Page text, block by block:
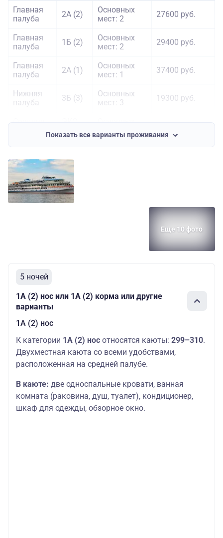
Главная
палуба
2А (2)
Основных
мест: 2
27600 руб.
Главная
палуба
1Б (2)
Основных
мест: 2
29400 руб.
Главная
палуба
2А (1)
Основных
мест: 1
37400 руб.
Нижняя
палуба
3Б (3)
Основных
мест: 3
19300 руб.
Показать все варианты проживания
Еще 10 фото
5 ночей
1А (2) нос или 1А (2) корма или другие
варианты
1А (2) нос
К категории 1А (2) нос относятся каюты: 299–310.
Двухместная каюта со всеми удобствами,
расположенная на средней палубе.
В каюте: две односпальные кровати, ванная
комната (раковина, душ, туалет), кондиционер,
шкаф для одежды, обзорное окно.